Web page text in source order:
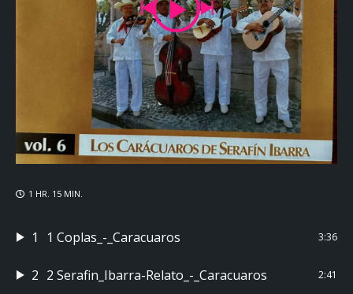
1 HR. 15 MIN.
1 1 Coplas_-_Caracuaros 3:36
2 2 Serafin_Ibarra-Relato_-_Caracuaros 2:41